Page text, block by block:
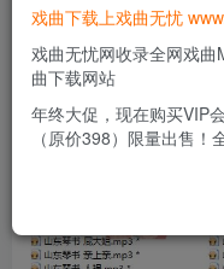
象更加丰满立体。
戏曲下载上戏曲无忧
戏曲无忧网收录全网戏
曲下载网站
年终大促，现在购买VIP
（原价398）限量出售！